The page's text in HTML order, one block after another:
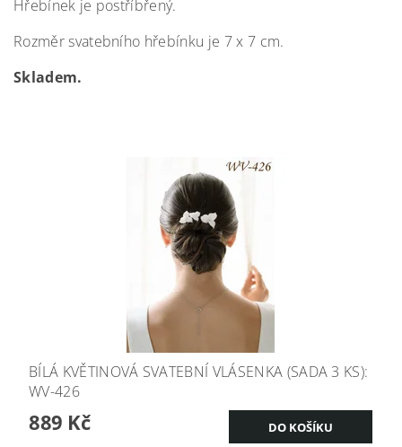
Hřebínek je postříbřený.
Rozměr svatebního hřebínku je 7 x 7 cm.
Skladem.
BÍLÁ KVĚTINOVÁ SVATEBNÍ VLÁSENKA (SADA 3 KS):
WV-426
889 Kč